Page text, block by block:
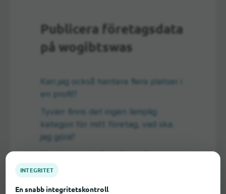
Publicera företagsdata
på wogibtswas
Kan jag också hantera flera platser i
en profil?
Tyvärr finns det ingen lämplig
kategori för mitt företag, vad ska
jag göra?
Hur kan jag ändra information om
mitt företag?
Vilka är publiceringsalternativen för
INTEGRITET
En snabb integritetskontroll